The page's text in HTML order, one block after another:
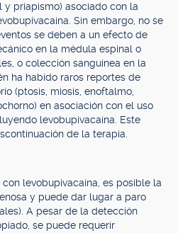
priapismo) asociado con la
Sin embargo, no se
se deben a un efecto de
en la médula espinal o
o colección sanguínea en la
ha habido raros reportes de
(ptosis, miosis, enoftalmo,
en asociación con el uso
levobupivacaína. Este
de la terapia.
levobupivacaína, es posible la
y puede dar lugar a paro
A pesar de la detección
se puede requerir